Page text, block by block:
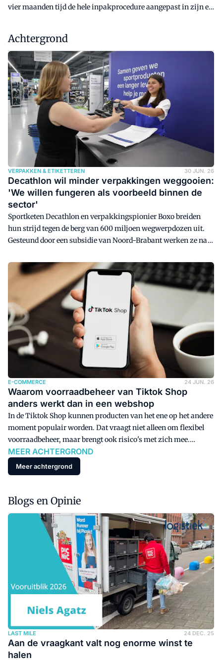
vier maanden tijd de hele inpakprocedure aangepast in zijn e-
efficiënter. Bovendien is het werk nu makkelijker en fijner
voor de medewerkers.
Achtergrond
VERPAKKEN & ETIKETTEREN 30 JUN. 26
Decathlon wil minder verpakkingen weggooien:
'We willen fungeren als voorbeeld binnen de
sector'
Sportketen Decathlon en verpakkingspionier Boxo breiden
hun strijd tegen de berg van 600 miljoen wegwerpdozen uit.
Gesteund door een subsidie van Noord-Brabant werken ze na
click & collect nu ook aan de toepassing bij thuisbezorging.
E-COMMERCE 24 JUN. 26
Waarom voorraadbeheer van Tiktok Shop
anders werkt dan in een webshop
In de Tiktok Shop kunnen producten van het ene op het andere
moment populair worden. Dat vraagt niet alleen om flexibel
voorraadbeheer, maar brengt ook risico's met zich mee.
Bedrijven die al via het platform verkopen, liepen tegen
onverwachte problemen aan.
MEER ACHTERGROND
Meer achtergrond
Blogs en Opinie
LAST MILE 24 DEC. 25
Aan de vraagkant valt nog enorme winst te
halen